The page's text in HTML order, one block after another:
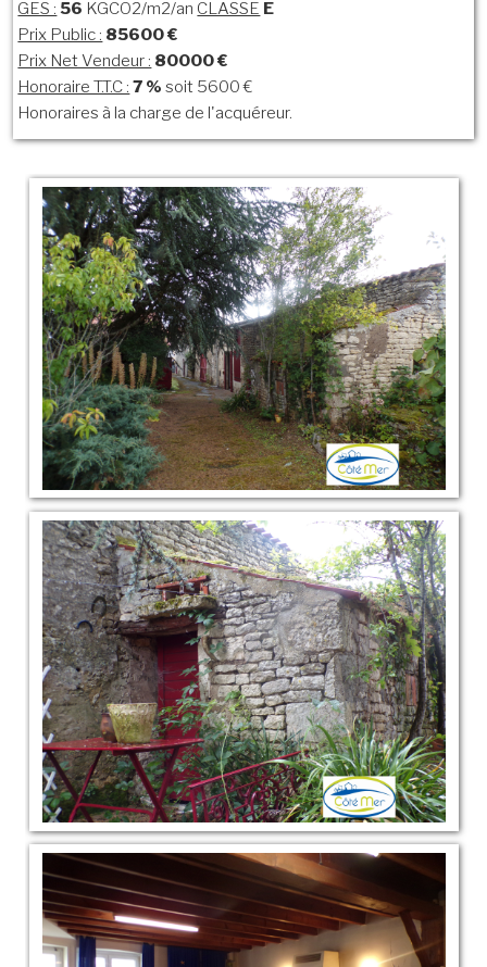
GES : 56 KGCO2/m2/an CLASSE E
Prix Public : 85600 €
Prix Net Vendeur : 80000 €
Honoraire T.T.C : 7 % soit 5600 €
Honoraires à la charge de l'acquéreur.